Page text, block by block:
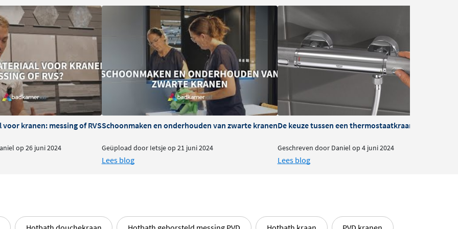
, wat betekent dat je
hebt voor
oplossing voor
biedt wel een stevige
aan kleuren en
geborsteld koper,
je nu gaat voor een
sfeer, er is altijd een
kranen: messing of RVS
op 26 juni 2024
Schoonmaken en onderhouden van zwarte kranen
Geüpload door Ietsje op 21 juni 2024
Lees blog
De keuze tussen een thermostaatkraan of
Geschreven door Daniel op 4 juni 2024
Lees blog